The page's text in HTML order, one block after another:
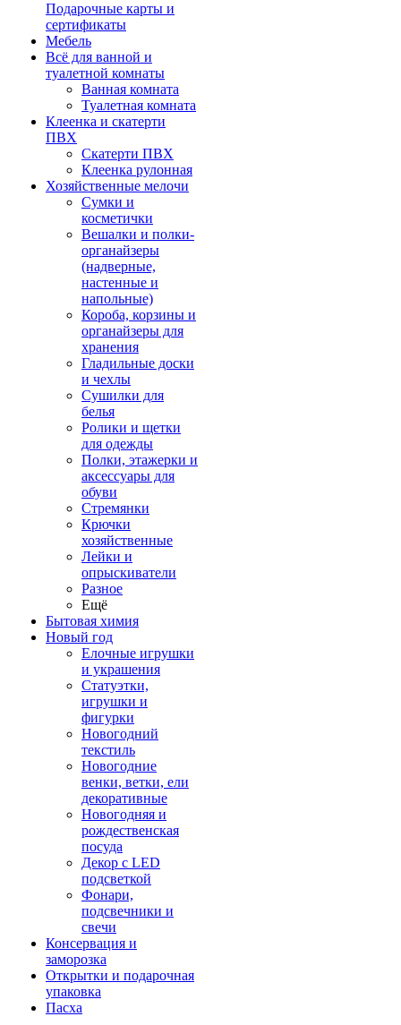
Подарочные карты и
сертификаты
Мебель
Всё для ванной и
туалетной комнаты
Ванная комната
Туалетная комната
Клеенка и скатерти
ПВХ
Скатерти ПВХ
Клеенка рулонная
Хозяйственные мелочи
Сумки и
косметички
Вешалки и полки-
органайзеры
(надверные,
настенные и
напольные)
Короба, корзины и
органайзеры для
хранения
Гладильные доски
и чехлы
Сушилки для
белья
Ролики и щетки
для одежды
Полки, этажерки и
аксессуары для
обуви
Стремянки
Крючки
хозяйственные
Лейки и
опрыскиватели
Разное
Ещё
Бытовая химия
Новый год
Елочные игрушки
и украшения
Статуэтки,
игрушки и
фигурки
Новогодний
текстиль
Новогодние
венки, ветки, ели
декоративные
Новогодняя и
рождественская
посуда
Декор с LED
подсветкой
Фонари,
подсвечники и
свечи
Консервация и
заморозка
Открытки и подарочная
упаковка
Пасха